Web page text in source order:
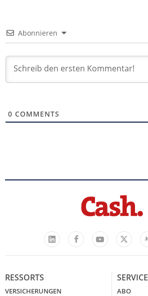
Abonnieren
0 COMMENTS
LinkedIn
FacebookYouTube
X
RESSORTS
VERSICHERUNGEN
SERVICE
ABO